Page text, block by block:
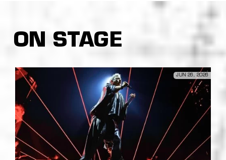
ON STAGE
JUN 26, 2026